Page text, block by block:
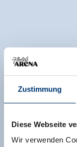
Zustimmung
Diese Webseite
Wir verwenden